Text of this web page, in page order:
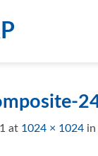
at 1024 × 1024 in